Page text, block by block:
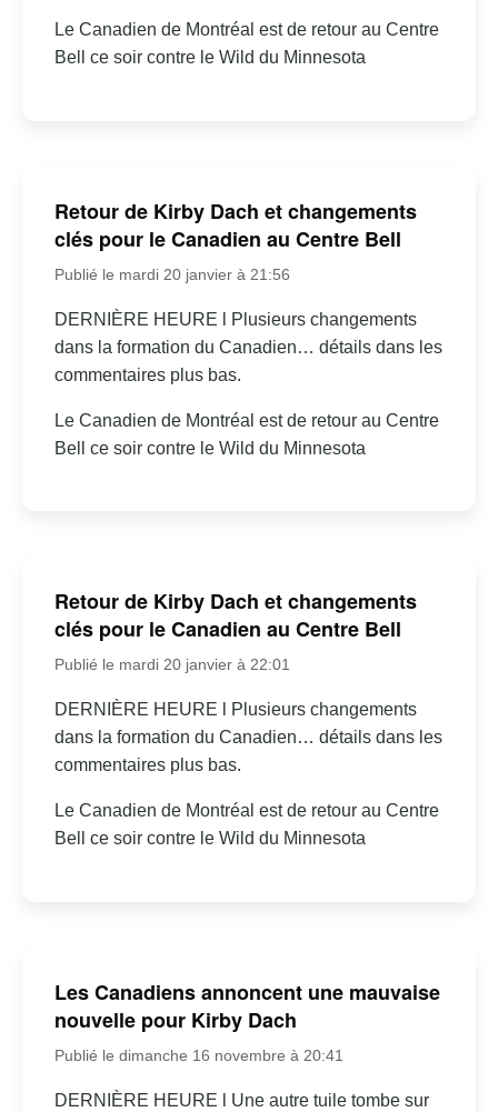
Le Canadien de Montréal est de retour au Centre
Bell ce soir contre le Wild du Minnesota
Retour de Kirby Dach et changements
clés pour le Canadien au Centre Bell
Publié le mardi 20 janvier à 21:56
DERNIÈRE HEURE l Plusieurs changements
dans la formation du Canadien… détails dans les
commentaires plus bas.
Le Canadien de Montréal est de retour au Centre
Bell ce soir contre le Wild du Minnesota
Retour de Kirby Dach et changements
clés pour le Canadien au Centre Bell
Publié le mardi 20 janvier à 22:01
DERNIÈRE HEURE l Plusieurs changements
dans la formation du Canadien… détails dans les
commentaires plus bas.
Le Canadien de Montréal est de retour au Centre
Bell ce soir contre le Wild du Minnesota
Les Canadiens annoncent une mauvaise
nouvelle pour Kirby Dach
Publié le dimanche 16 novembre à 20:41
DERNIÈRE HEURE l Une autre tuile tombe sur